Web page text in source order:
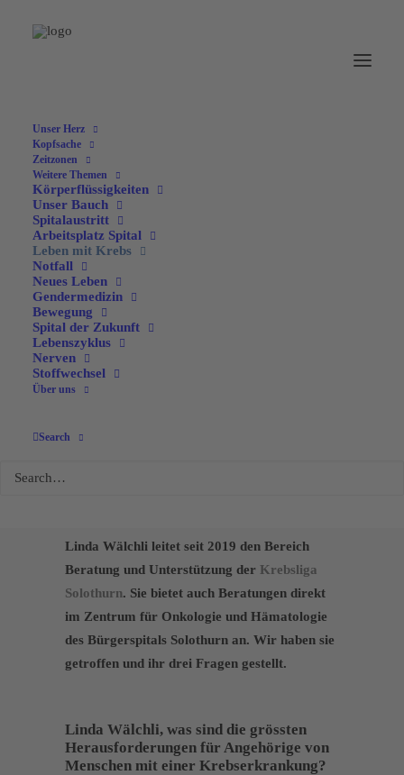
Unser Herz
Kopfsache
Zeitzonen
Weitere Themen
Körperflüssigkeiten
Unser Bauch
Spitalaustritt
Arbeitsplatz Spital
Leben mit Krebs
Notfall
Neues Leben
Gendermedizin
Bewegung
Spital der Zukunft
Lebenszyklus
Nerven
Stoffwechsel
Über uns
Search
INTERVIEW
«Viele Angehörige
Linda Wälchli leitet seit 2019 den Bereich
Beratung und Unterstützung der Krebsliga
Solothurn. Sie bietet auch Beratungen direkt
im Zentrum für Onkologie und Hämatologie
des Bürgerspitals Solothurn an. Wir haben sie
getroffen und ihr drei Fragen gestellt.
Linda Wälchli, was sind die grössten
Herausforderungen für Angehörige von
Menschen mit einer Krebserkrankung?